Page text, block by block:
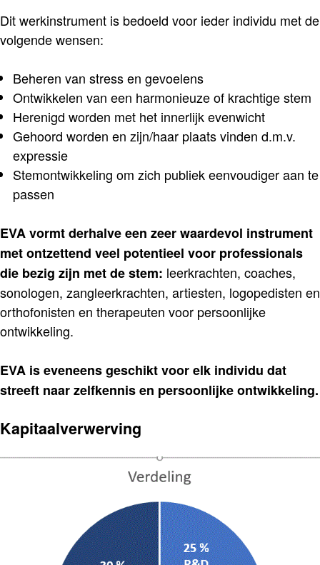
Dit werkinstrument is bedoeld voor ieder individu met de
volgende wensen:
Beheren van stress en gevoelens
Ontwikkelen van een harmonieuze of krachtige stem
Herenigd worden met het innerlijk evenwicht
Gehoord worden en zijn/haar plaats vinden d.m.v.
expressie
Stemontwikkeling om zich publiek eenvoudiger aan te
passen
EVA vormt derhalve een zeer waardevol instrument
met ontzettend veel potentieel voor professionals
die bezig zijn met de stem: leerkrachten, coaches,
sonologen, zangleerkrachten, artiesten, logopedisten en
orthofonisten en therapeuten voor persoonlijke
ontwikkeling.
EVA is eveneens geschikt voor elk individu dat
streeft naar zelfkennis en persoonlijke ontwikkeling.
Kapitaalverwerving